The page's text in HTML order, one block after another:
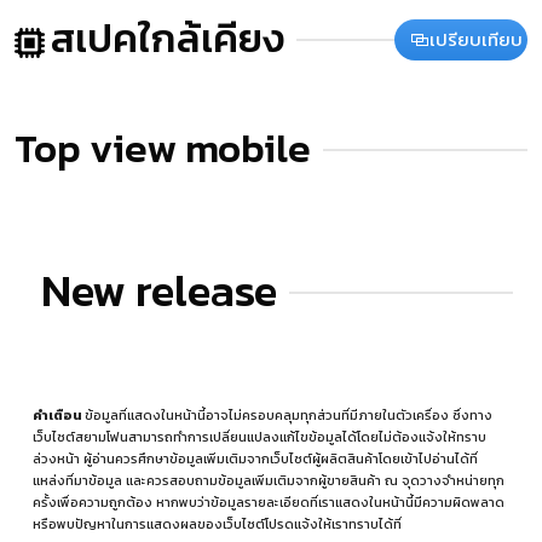
สเปคใกล้เคียง เปรียบเทียบ
Top view mobile
New release
คำเตือนข้อมูลที่แสดงในหน้านี้อาจไม่ครอบคลุมทุกส่วนที่มีภายในตัวเครื่อง ซึ่งทาง
เว็บไซต์สยามโฟนสามารถทำการเปลี่ยนแปลงแก้ไขข้อมูลได้โดยไม่ต้องแจ้งให้ทราบ
ล่วงหน้า ผู้อ่านควรศึกษาข้อมูลเพิ่มเติมจากเว็บไซต์ผู้ผลิตสินค้าโดยเข้าไปอ่านได้ที่
แหล่งที่มาข้อมูล และควรสอบถามข้อมูลเพิ่มเติมจากผู้ขายสินค้า ณ จุดวางจำหน่ายทุก
ครั้งเพื่อความถูกต้อง หากพบว่าข้อมูลรายละเอียดที่เราแสดงในหน้านี้มีความผิดพลาด
หรือพบปัญหาในการแสดงผลของเว็บไซต์โปรดแจ้งให้เราทราบได้ที่